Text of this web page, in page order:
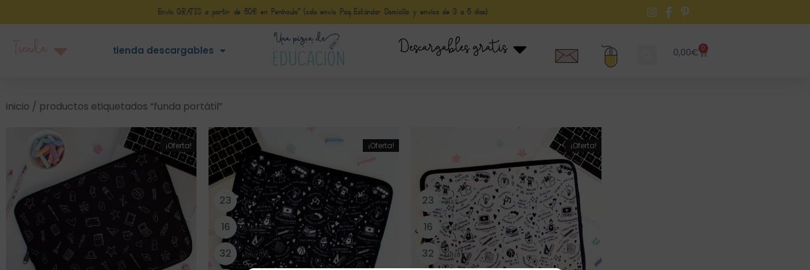
Envío GRATIS a partir de 50€ en Península* (solo envio Paq Estándar Domicilio y envíos de 3 a 5 días)
tienda descargables Descargables gratis 0,00€ 0
inicio / productos etiquetados “funda portátil”
¡Oferta! ¡Oferta!
23 DÍAS
16 HORAS
32 MINUTOS
¡Oferta!
23 DÍAS
16 HORAS
32 MINUTOS